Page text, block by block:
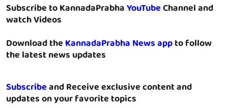
Subscribe to KannadaPrabhaYouTubeChannel and
watch Videos
Download theKannadaPrabha News appto follow
the latest news updates
Subscribeand Receive exclusive content and
updates on your favorite topics